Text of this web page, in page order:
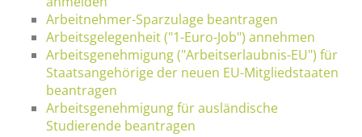
Arbeitnehmer-Sparzulage beantragen
Arbeitsgelegenheit ("1-Euro-Job") annehmen
Arbeitsgenehmigung ("Arbeitserlaubnis-EU") für
Staatsangehörige der neuen EU-Mitgliedstaaten
beantragen
Arbeitsgenehmigung für ausländische
Studierende beantragen